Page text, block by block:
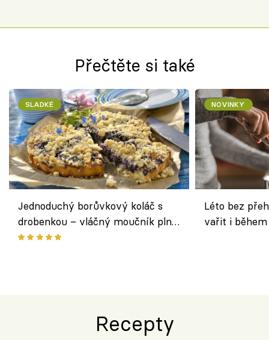
Přečtěte si také
SLADKÉ
Jednoduchý borůvkový koláč s
drobenkou – vláčný moučník plný
ovoce
NOVINKY
Léto bez
vařit i
Recepty